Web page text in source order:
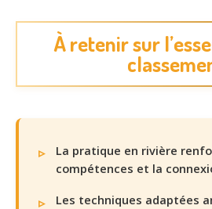
À retenir sur
La pratique en rivière
compétences et la
Les techniques adaptées